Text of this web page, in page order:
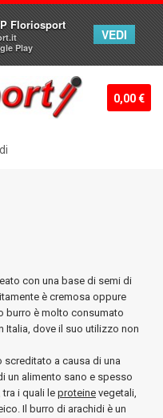
Floriosport
Play
VEDI
0,00 €
con una base di semi di
è cremosa oppure
burro è molto consumato
Italia, dove il suo utilizzo non
a causa di una
un alimento sano e spesso
i quali le proteine vegetali,
Il burro di arachidi è un